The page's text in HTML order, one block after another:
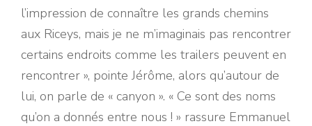
l’impression de connaître les grands chemins
aux Riceys, mais je ne m’imaginais pas rencontrer
certains endroits comme les trailers peuvent en
rencontrer », pointe Jérôme, alors qu’autour de
lui, on parle de « canyon ». « Ce sont des noms
qu’on a donnés entre nous ! » rassure Emmanuel